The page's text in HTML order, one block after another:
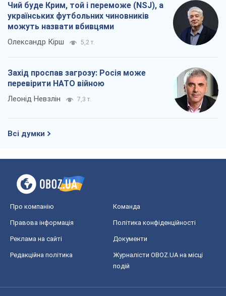
Чий буде Крим, той і переможе (NSJ), а
українських футбольних чиновників
можуть назвати вбивцями
Олександр Кірш 5,2 т.
Захід проспав загрозу: Росія може
перевірити НАТО війною
Леонід Невзлін 7,3 т.
Всі думки
Про компанію Команда
Правова інформація Політика конфіденційності
Реклама на сайті Документи
Редакційна політика
Журналісти OBOZ.UA на місці
подій